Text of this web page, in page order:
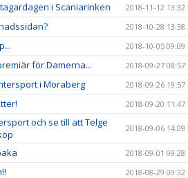
i Scaniarinken 2018-11-12 13:32
2018-10-28 13:38
2018-10-05 09:09
för Damerna... 2018-09-27 08:57
i Moraberg 2018-09-26 19:57
2018-09-20 11:47
och se till att Telge
2018-09-06 14:09
2018-09-01 09:28
2018-08-29 09:32